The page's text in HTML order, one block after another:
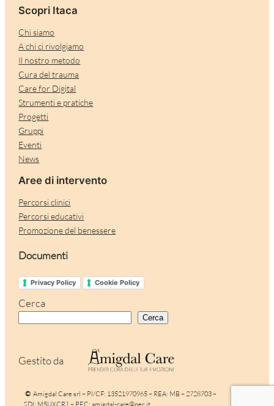
Scopri Itaca
Chi siamo
A chi ci rivolgiamo
Il nostro metodo
Cura del trauma
Care for Digital
Strumenti e pratiche
Progetti
Gruppi
Eventi
News
Aree di intervento
Percorsi clinici
Percorsi educativi
Promozione del benessere
Documenti
Privacy Policy Cookie Policy
Cerca
Cerca
Gestito da
©Amigdal Care srl – PI/CF: 13521970965 – REA: MB – 2728703 –
SDI: M5UXCR1 – PEC:amigdal-care@pec.it